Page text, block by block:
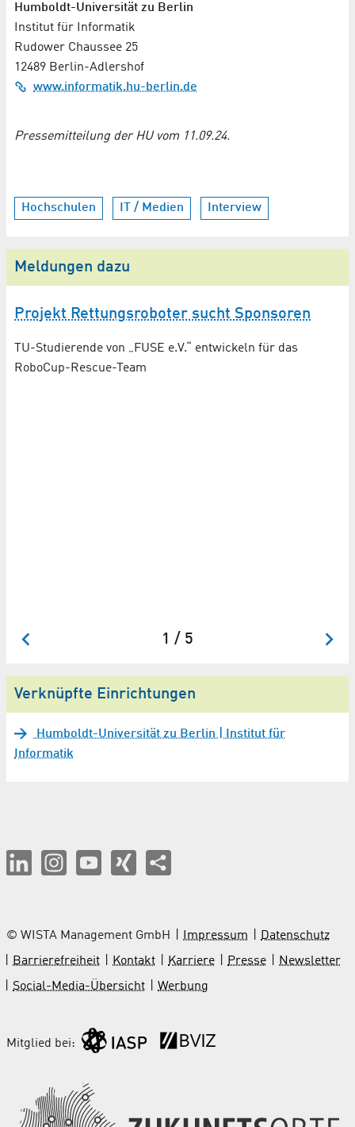
Humboldt-Universität zu Berlin
Institut für Informatik
Rudower Chaussee 25
12489 Berlin-Adlershof
www.informatik.hu-berlin.de
Pressemitteilung der HU vom 11.09.24.
Hochschulen IT / Medien Interview
Meldungen dazu
Projekt Rettungsroboter sucht Sponsoren
TU-Studierende von „FUSE e.V.“ entwickeln für das
RoboCup-Rescue-Team
1 / 5
Verknüpfte Einrichtungen
Humboldt-Universität zu Berlin | Institut für
Informatik
© WISTA Management GmbH Impressum
Datenschutz
Barrierefreiheit
Kontakt Karriere Presse
Newsletter
Social-Media-Übersicht
Werbung
Mitglied bei: